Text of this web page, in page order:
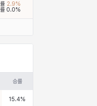
2.9%
0.0%
승률
15.4%